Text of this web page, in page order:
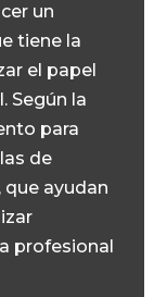
un
tiene la
el papel
Según la
para
de
ayudan
profesional